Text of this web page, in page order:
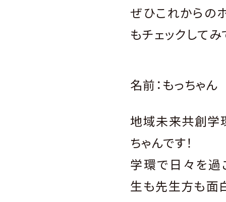
ぜひこれからの
もチェックしてみ
名前：もっちゃん
地域未来共創学
ちゃんです！
学環で日々を過
生も先生方も面